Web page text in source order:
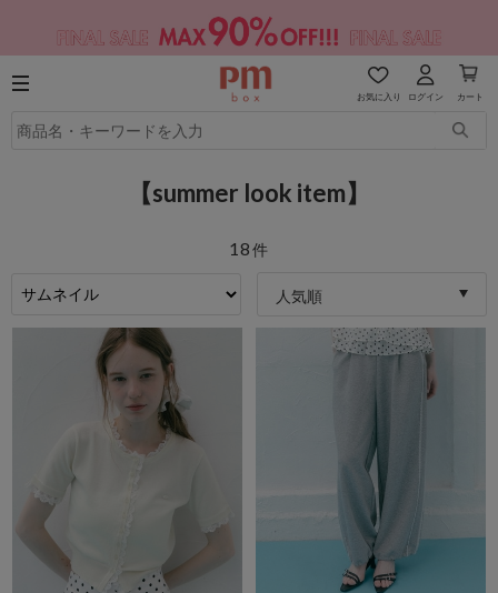
お気に入り ログイン カート
【summer look item】
18件
人気順